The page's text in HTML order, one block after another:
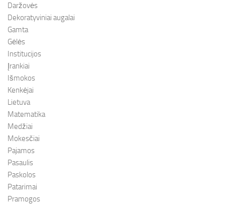
Daržovės
Dekoratyviniai augalai
Gamta
Gėlės
Institucijos
Įrankiai
Išmokos
Kenkėjai
Lietuva
Matematika
Medžiai
Mokesčiai
Pajamos
Pasaulis
Paskolos
Patarimai
Pramogos